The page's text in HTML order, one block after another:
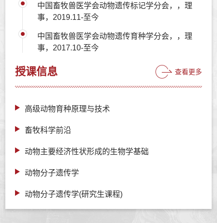
中国畜牧兽医学会动物遗传标记学分会，，理
事，2019.11-至今
中国畜牧兽医学会动物遗传育种学分会，，理
事，2017.10-至今
授课信息 查看更多
高级动物育种原理与技术
畜牧科学前沿
动物主要经济性状形成的生物学基础
动物分子遗传学
动物分子遗传学(研究生课程)